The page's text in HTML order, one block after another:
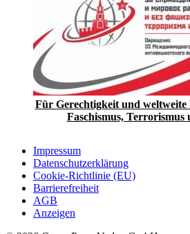
Für Gerechtigkeit und
Faschismus, Terrorismus
Impressum
Datenschutzerklärung
Cookie-Richtlinie (EU)
Barrierefreiheit
AGB
Anzeigen